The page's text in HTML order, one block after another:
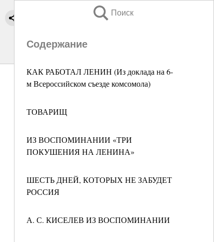
Поиск
Содержание
КАК РАБОТАЛ ЛЕНИН (Из доклада на 6-
м Всероссийском съезде комсомола)
ТОВАРИЩ
ИЗ ВОСПОМИНАНИИ «ТРИ
ПОКУШЕНИЯ НА ЛЕНИНА»
ШЕСТЬ ДНЕЙ, КОТОРЫХ НЕ ЗАБУДЕТ
РОССИЯ
А. С. КИСЕЛЕВ ИЗ ВОСПОМИНАНИИ